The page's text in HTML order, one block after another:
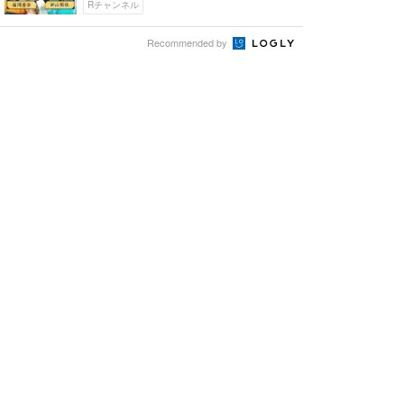
Rチャンネル
Recommended by